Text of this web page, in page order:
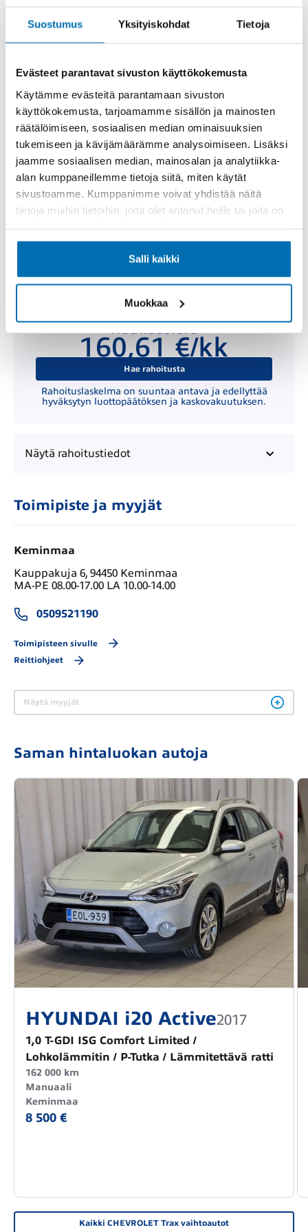
Suostumus Yksityiskohdat Tietoja
Evästeet parantavat sivuston käyttökokemusta
Käytämme evästeitä parantamaan sivuston
käyttökokemusta, tarjoamamme sisällön ja mainosten
räätälöimiseen, sosiaalisen median ominaisuuksien
tukemiseen ja kävijämäärämme analysoimiseen. Lisäksi
jaamme sosiaalisen median, mainosalan ja analytiikka-
alan kumppaneillemme tietoja siitä, miten käytät
sivustoamme. Kumppanimme voivat yhdistää näitä
tietoja muihin tietoihin, joita olet antanut heille tai joita on
Salli kaikki
Muokkaa
Käsiraha tai vaihtoauto (€)
Suurempi viimeinen erä (€)
Kuukausierä
160,61 €/kk
Hae rahoitusta
Rahoituslaskelma on suuntaa antava ja edellyttää
hyväksytyn luottopäätöksen ja kaskovakuutuksen.
Näytä rahoitustiedot
Toimipiste ja myyjät
Keminmaa
Kauppakuja 6, 94450 Keminmaa
MA-PE 08.00-17.00 LA 10.00-14.00
0509521190
Toimipisteen sivulle
Reittiohjeet
Näytä myyjät
Saman hintaluokan autoja
HYUNDAI i20 Active2017
1,0 T-GDI ISG Comfort Limited /
Lohkolämmitin / P-Tutka / Lämmitettävä ratti
162 000 km
Manuaali
Keminmaa
8 500 €
Kaikki CHEVROLET Trax vaihtoautot